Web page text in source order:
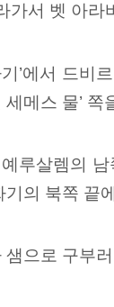
가서 벳 아라
’에서 드비
세메스 물’
루살렘의 남
의 북쪽 끝
샘으로 구부